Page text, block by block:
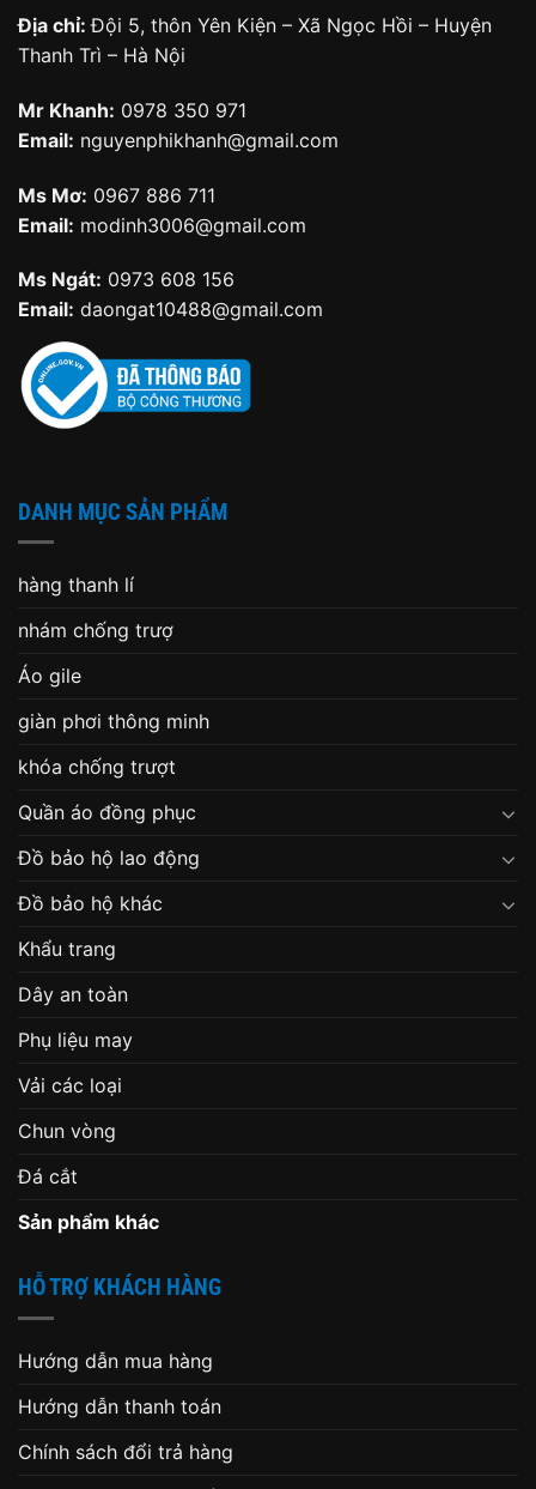
Địa chỉ:Đội 5, thôn Yên Kiện – Xã Ngọc Hồi – Huyện
Thanh Trì – Hà Nội
Mr Khanh: 0978 350 971
Email: nguyenphikhanh@gmail.com
Ms Mơ: 0967 886 711
Email: modinh3006@gmail.com
Ms Ngát: 0973 608 156
Email: daongat10488@gmail.com
DANH MỤC SẢN PHẨM
hàng thanh lí
nhám chống trượ
Áo gile
giàn phơi thông minh
khóa chống trượt
Quần áo đồng phục
Đồ bảo hộ lao động
Đồ bảo hộ khác
Khẩu trang
Dây an toàn
Phụ liệu may
Vải các loại
Chun vòng
Đá cắt
Sản phẩm khác
HỖ TRỢ KHÁCH HÀNG
Hướng dẫn mua hàng
Hướng dẫn thanh toán
Chính sách đổi trả hàng